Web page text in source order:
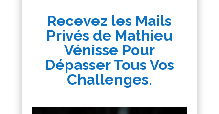
Recevez les Mails
Privés de Mathieu
Vénisse Pour
Dépasser Tous Vos
Challenges.